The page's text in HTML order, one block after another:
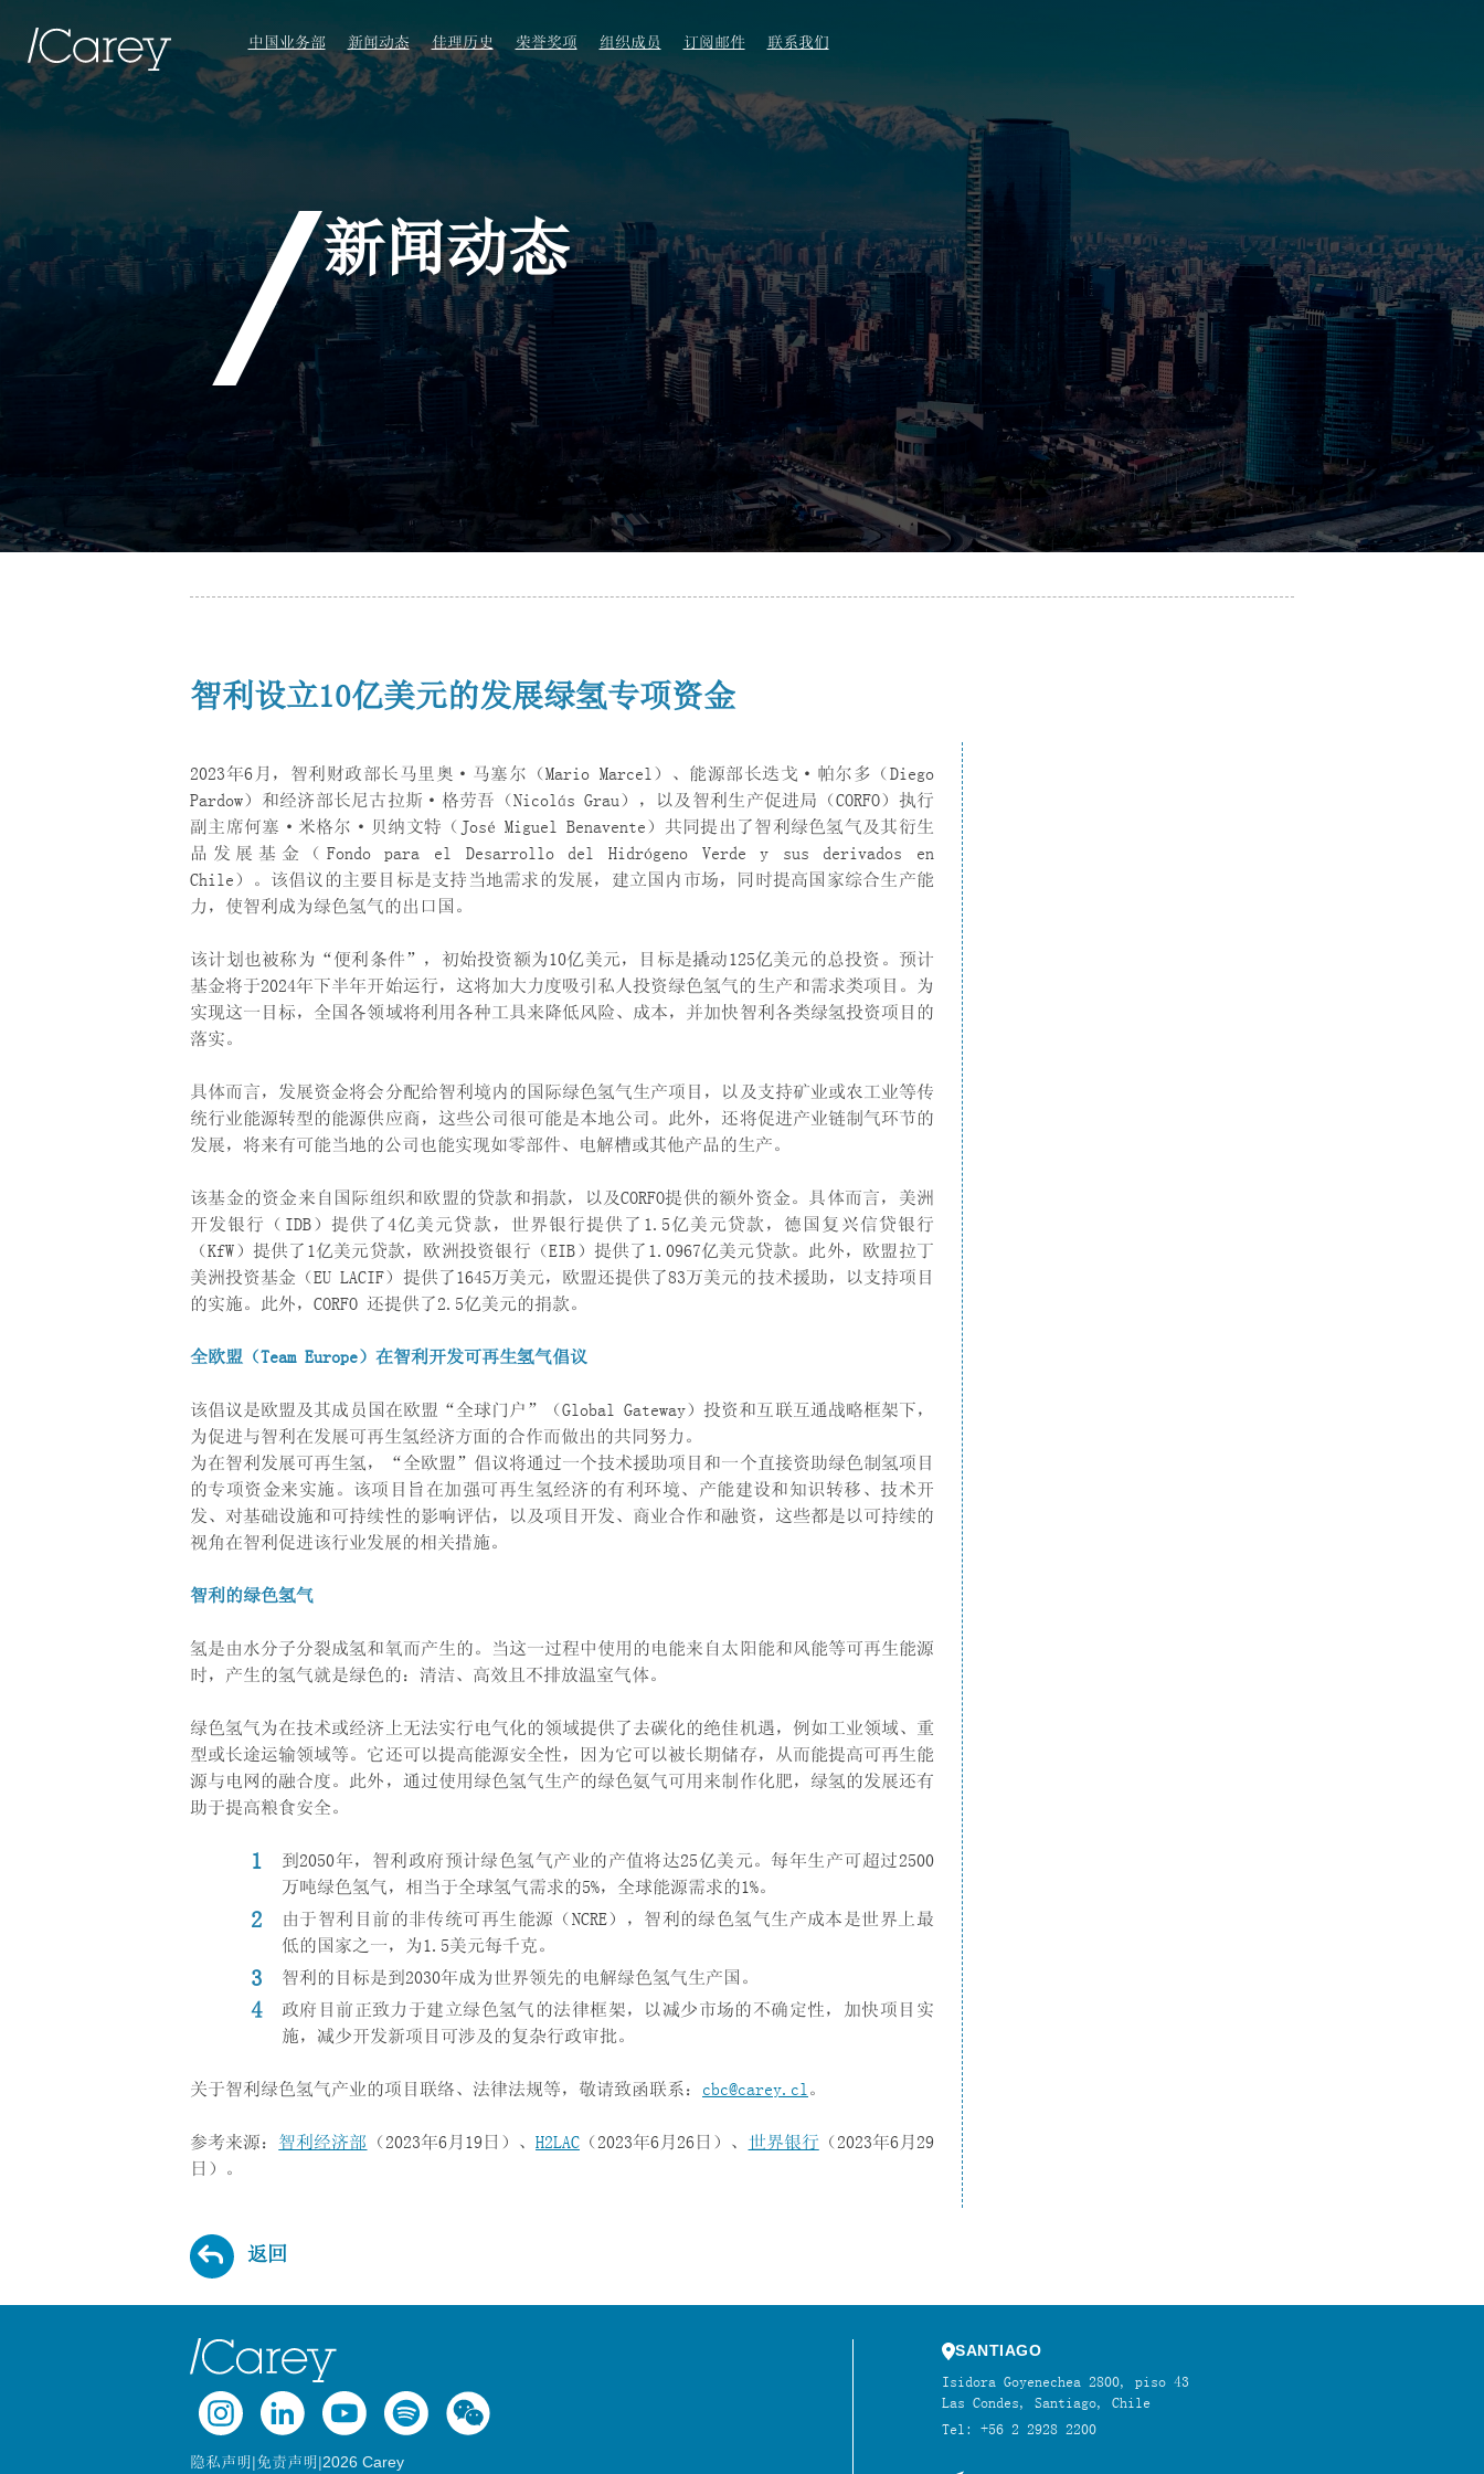
中国业务部 新闻动态 佳理历史 荣誉奖项 组织成员 订阅邮件 联系我们
新闻动态
智利设立10亿美元的发展绿氢专项资金
2023年6月，智利财政部长马里奥·马塞尔（Mario Marcel）、能源部长迭戈·帕尔多（Diego
Pardow）和经济部长尼古拉斯·格劳吾（Nicolás Grau），以及智利生产促进局（CORFO）执行
副主席何塞·米格尔·贝纳文特（José Miguel Benavente）共同提出了智利绿色氢气及其衍生
品发展基金（Fondo para el Desarrollo del Hidrógeno Verde y sus derivados en
Chile）。该倡议的主要目标是支持当地需求的发展，建立国内市场，同时提高国家综合生产能
力，使智利成为绿色氢气的出口国。
该计划也被称为“便利条件”，初始投资额为10亿美元，目标是撬动125亿美元的总投资。预计
基金将于2024年下半年开始运行，这将加大力度吸引私人投资绿色氢气的生产和需求类项目。为
实现这一目标，全国各领域将利用各种工具来降低风险、成本，并加快智利各类绿氢投资项目的
落实。
具体而言，发展资金将会分配给智利境内的国际绿色氢气生产项目，以及支持矿业或农工业等传
统行业能源转型的能源供应商，这些公司很可能是本地公司。此外，还将促进产业链制气环节的
发展，将来有可能当地的公司也能实现如零部件、电解槽或其他产品的生产。
该基金的资金来自国际组织和欧盟的贷款和捐款，以及CORFO提供的额外资金。具体而言，美洲
开发银行（IDB）提供了4亿美元贷款，世界银行提供了1.5亿美元贷款，德国复兴信贷银行
（KfW）提供了1亿美元贷款，欧洲投资银行（EIB）提供了1.0967亿美元贷款。此外，欧盟拉丁
美洲投资基金（EU LACIF）提供了1645万美元，欧盟还提供了83万美元的技术援助，以支持项目
的实施。此外，CORFO 还提供了2.5亿美元的捐款。
全欧盟（Team Europe）在智利开发可再生氢气倡议
该倡议是欧盟及其成员国在欧盟“全球门户”（Global Gateway）投资和互联互通战略框架下，
为促进与智利在发展可再生氢经济方面的合作而做出的共同努力。
为在智利发展可再生氢，“全欧盟”倡议将通过一个技术援助项目和一个直接资助绿色制氢项目
的专项资金来实施。该项目旨在加强可再生氢经济的有利环境、产能建设和知识转移、技术开
发、对基础设施和可持续性的影响评估，以及项目开发、商业合作和融资，这些都是以可持续的
视角在智利促进该行业发展的相关措施。
智利的绿色氢气
氢是由水分子分裂成氢和氧而产生的。当这一过程中使用的电能来自太阳能和风能等可再生能源
时，产生的氢气就是绿色的：清洁、高效且不排放温室气体。
绿色氢气为在技术或经济上无法实行电气化的领域提供了去碳化的绝佳机遇，例如工业领域、重
型或长途运输领域等。它还可以提高能源安全性，因为它可以被长期储存，从而能提高可再生能
源与电网的融合度。此外，通过使用绿色氢气生产的绿色氨气可用来制作化肥，绿氢的发展还有
助于提高粮食安全。
到2050年，智利政府预计绿色氢气产业的产值将达25亿美元。每年生产可超过2500
万吨绿色氢气，相当于全球氢气需求的5%，全球能源需求的1%。
由于智利目前的非传统可再生能源（NCRE），智利的绿色氢气生产成本是世界上最
低的国家之一，为1.5美元每千克。
智利的目标是到2030年成为世界领先的电解绿色氢气生产国。
政府目前正致力于建立绿色氢气的法律框架，以减少市场的不确定性，加快项目实
施，减少开发新项目可涉及的复杂行政审批。
关于智利绿色氢气产业的项目联络、法律法规等，敬请致函联系： cbc@carey.cl 。
参考来源： 智利经济部 （2023年6月19日）、H2LAC （2023年6月26日）、 世界银行 （2023年6月29
日）。
返回
隐私声明 |免责声明 |2026 Carey
SANTIAGO
Isidora Goyenechea 2800, piso 43
Las Condes, Santiago, Chile
Tel: +56 2 2928 2200